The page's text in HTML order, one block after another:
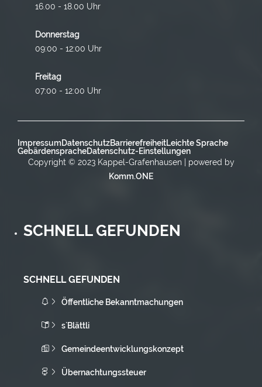
16.00 - 18.00 Uhr
Donnerstag
09:00 - 12:00 Uhr
Freitag
07:00 - 12:00 Uhr
ImpressumDatenschutzBarrierefreiheitLeichte Sprache
GebärdenspracheDatenschutz-Einstellungen
Copyright © 2023 Kappel-Grafenhausen | powered by
Komm.ONE
SCHNELL GEFUNDEN
SCHNELL GEFUNDEN
Öffentliche Bekanntmachungen
s`Blättli
Gemeindeentwicklungskonzept
Übernachtungssteuer